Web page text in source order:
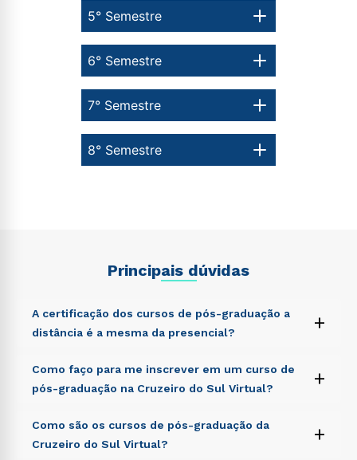
8° Semestre
7° Semestre
6° Semestre
5° Semestre
Principais dúvidas
A certificação dos cursos de pós-graduação a
distância é a mesma da presencial?
+
Sed ut perspiciatis unde omnis iste natus error sit
totam rem aperiam, eaque ipsa quae ab illo inventore
explicabo. Nemo enim ipsam voluptatem quia
voluptas sit aspernatur aut odit aut fugit, sed quia
Como faço para me inscrever em um curso de
pós-graduação na Cruzeiro do Sul Virtual?
+
Sed ut perspiciatis unde omnis iste natus error sit
totam rem aperiam, eaque ipsa quae ab illo inventore
Como são os cursos de pós-graduação da
Cruzeiro do Sul Virtual?
+